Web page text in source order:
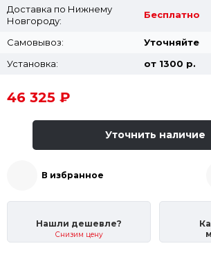
Доставка по Нижнему
Новгороду:
Бесплатно
Самовывоз:
Уточняйте
Установка:
от 1300 p.
46 325 ₽
Уточнить наличие
В избранное
Нашли дешевле?
Снизим цену